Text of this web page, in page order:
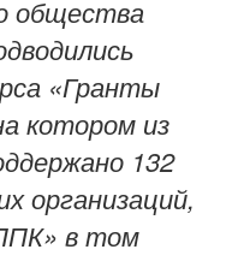
общества
«Гранты
котором из
132
организаций,
в том